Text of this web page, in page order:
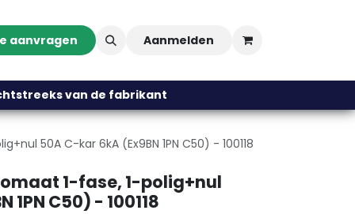
aanvragen Aanmelden
van de fabrikant
50A C-kar 6kA (Ex9BN 1PN C50) - 100118
1-fase, 1-polig+nul
1PN C50) - 100118